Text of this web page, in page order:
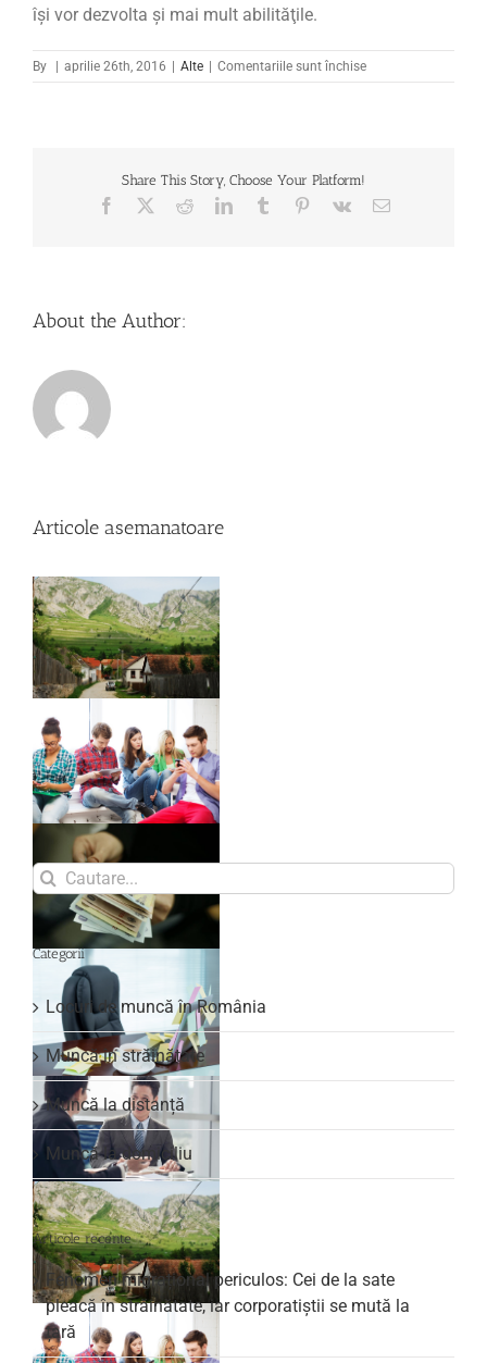
își vor dezvolta și mai mult abilităţile.
By | aprilie 26th, 2016 | Alte | Comentariile sunt închisepentru
”Generația
până
Share This Story, Choose Your Platform!
Facebook RedditLinkedInTumblr Pinterest
Vk Email
About the Author:
Articole asemanatoare
Search
for:
Categorii
Locuri de muncă în România
Muncă în străinătate
Muncă la distanță
Muncă la domiciliu
Articole recente
Fenomen migrațional periculos: Cei de la sate
pleacă în străinătate, iar corporatiștii se mută la
țară